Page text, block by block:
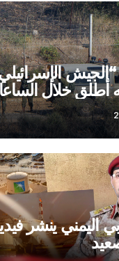
“الجيش
أطلق خلال
مسيّرة مفخخة
اليمني ينشر